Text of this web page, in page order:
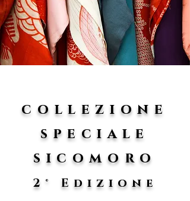
collezione
speciale
sicomoro
2° Edizione